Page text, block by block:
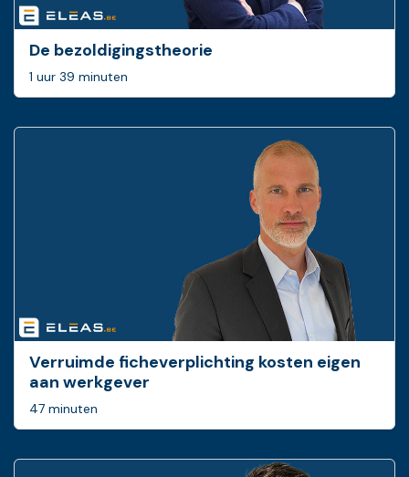
De bezoldigingstheorie
1 uur 39 minuten
Verruimde ficheverplichting kosten eigen
aan werkgever
47 minuten